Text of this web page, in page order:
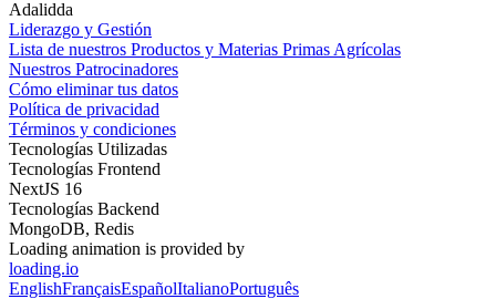
Adalidda
Liderazgo y Gestión
Lista de nuestros Productos y Materias Primas Agrícolas
Nuestros Patrocinadores
Cómo eliminar tus datos
Política de privacidad
Términos y condiciones
Tecnologías Utilizadas
Tecnologías Frontend
NextJS 16
Tecnologías Backend
MongoDB, Redis
Loading animation is provided by
loading.io
EnglishFrançaisEspañolItalianoPortuguês